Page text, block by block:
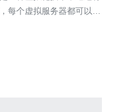
每个虚拟服务器都可以独
性能。选择韩国VPS可以